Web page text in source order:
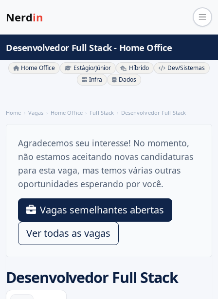
Nerdin
Desenvolvedor Full Stack - Home Office
Home Office Estágio/Júnior Híbrido
Dev/Sistemas
Infra
Dados
Home Vagas Home Office Full Stack Desenvolvedor Full Stack
Desenvolvedor Full Stack
Agradecemos seu interesse! No momento,
não estamos aceitando novas candidaturas
para esta vaga, mas temos várias outras
oportunidades esperando por você.
Vagas semelhantes abertas
Ver todas as vagas